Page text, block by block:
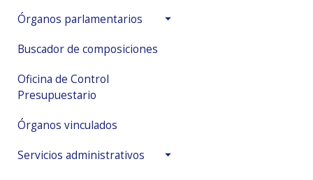
Órganos parlamentarios
Buscador de composiciones
Oficina de Control
Presupuestario
Órganos vinculados
Servicios administrativos